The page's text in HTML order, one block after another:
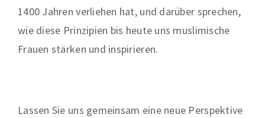
1400 Jahren verliehen hat, und darüber sprechen,
wie diese Prinzipien bis heute uns muslimische
Frauen stärken und inspirieren.
Lassen Sie uns gemeinsam eine neue Perspektive